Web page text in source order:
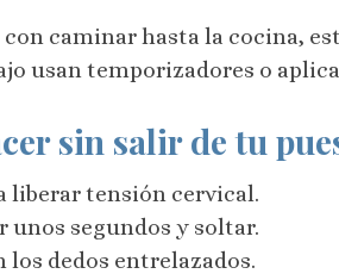
con caminar hasta la cocina,
usan temporizadores o
sin salir de tu
liberar tensión cervical.
unos segundos y soltar.
los dedos entrelazados.